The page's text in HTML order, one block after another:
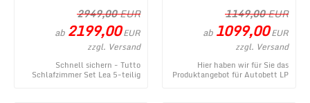
2949,00EUR
ab 2199,00EUR
zzgl. Versand
Schnell sichern - Tutto
Schlafzimmer Set Lea 5-teilig
1149,00EUR
ab 1099,00EUR
zzgl. Versand
Hier haben wir für Sie das
Produktangebot für Autobett LP